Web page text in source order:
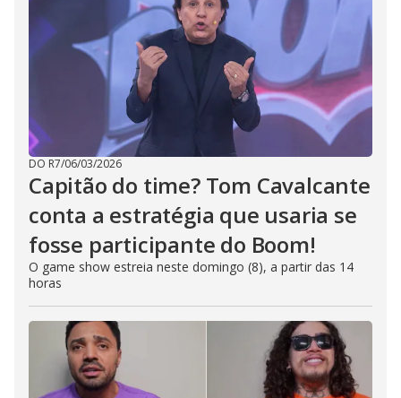
DO R7/06/03/2026
Capitão do time? Tom Cavalcante
conta a estratégia que usaria se
fosse participante do Boom!
O game show estreia neste domingo (8), a partir das 14
horas